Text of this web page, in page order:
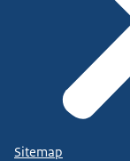
Sitemap